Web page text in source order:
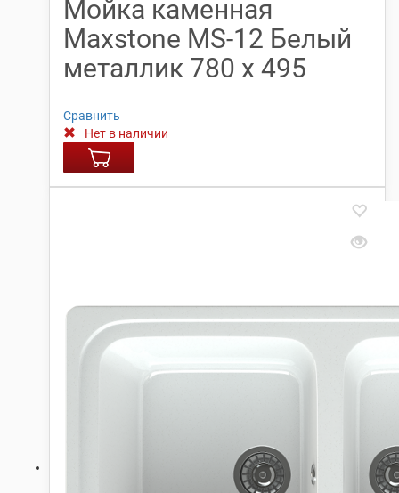
Мойка каменная
Maxstone МS-12 Белый
металлик 780 х 495
Сравнить
Нет в наличии